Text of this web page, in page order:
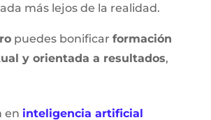
más lejos de la realidad.
puedes bonificar formación
y orientada a resultados,
en inteligencia artificial